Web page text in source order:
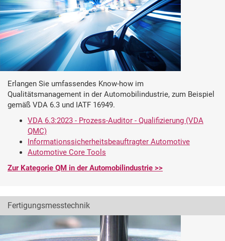
Erlangen Sie umfassendes Know-how im
Qualitätsmanagement in der Automobilindustrie, zum Beispiel
gemäß VDA 6.3 und IATF 16949.
VDA 6.3:2023 - Prozess-Auditor - Qualifizierung (VDA
QMC)
Informationssicherheitsbeauftragter Automotive
Automotive Core Tools
Zur Kategorie QM in der Automobilindustrie >>
Fertigungsmesstechnik